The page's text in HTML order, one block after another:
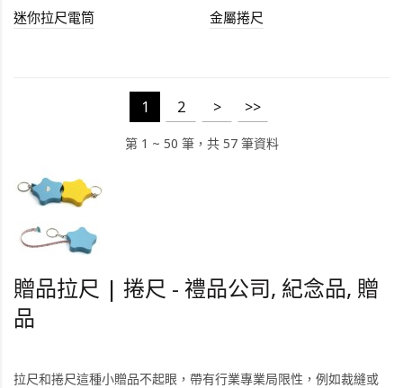
迷你拉尺電筒 金屬捲尺
1 2 > >>
第 1 ~ 50 筆，共 57 筆資料
贈品拉尺 | 捲尺 - 禮品公司, 紀念品, 贈
品
拉尺和捲尺這種小贈品不起眼，帶有行業專業局限性，例如裁縫或